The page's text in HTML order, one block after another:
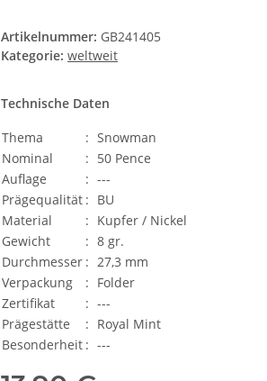
Artikelnummer: GB241405
Kategorie: weltweit
Technische Daten
Thema
: Snowman
Nominal
: 50 Pence
Auflage
: ---
Prägequalität : BU
Material
: Kupfer / Nickel
Gewicht
: 8 gr.
Durchmesser : 27,3 mm
Verpackung
: Folder
Zertifikat
: ---
Prägestätte
: Royal Mint
Besonderheit : ---